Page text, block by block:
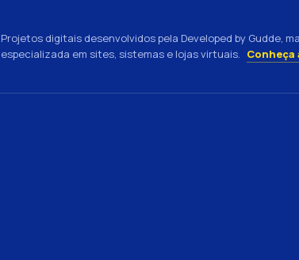
Projetos digitais desenvolvidos pela Developed by Gudde,
especializada em sites, sistemas e lojas virtuais. Conheça